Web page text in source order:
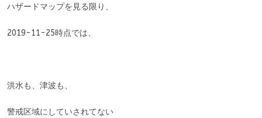
ハザードマップを見る限り、
2019-11-25時点では、
洪水も、津波も、
警戒区域にしていされてない